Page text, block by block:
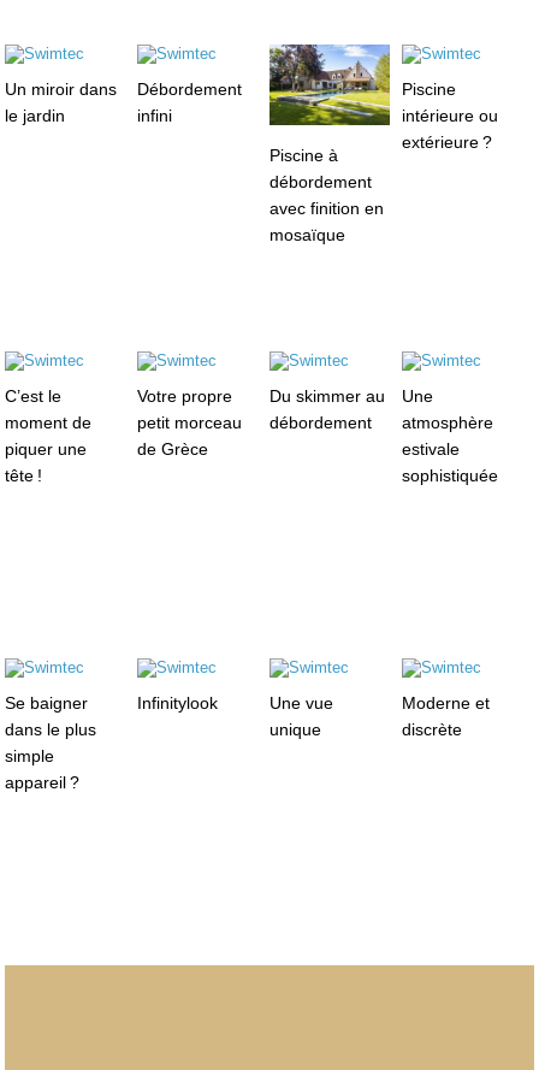
Un miroir dans
le jardin
Débordement
infini
Piscine à
débordement
avec finition en
mosaïque
Piscine
intérieure ou
extérieure ?
C’est le
moment de
piquer une
tête !
Votre propre
petit morceau
de Grèce
Du skimmer au
débordement
Une
atmosphère
estivale
sophistiquée
Se baigner
dans le plus
simple
appareil ?
Infinitylook
Une vue
unique
Moderne et
discrète